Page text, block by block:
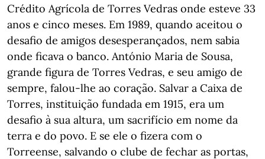
Crédito Agrícola de Torres Vedras onde esteve 33
anos e cinco meses. Em 1989, quando aceitou o
desafio de amigos desesperançados, nem sabia
onde ficava o banco. António Maria de Sousa,
grande figura de Torres Vedras, e seu amigo de
sempre, falou-lhe ao coração. Salvar a Caixa de
Torres, instituição fundada em 1915, era um
desafio à sua altura, um sacrifício em nome da
terra e do povo. E se ele o fizera com o
Torreense, salvando o clube de fechar as portas,